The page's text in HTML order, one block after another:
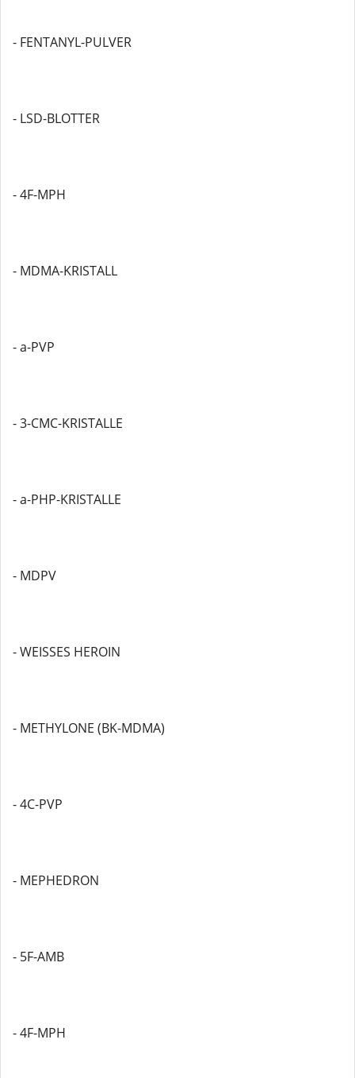
- FENTANYL-PULVER
- LSD-BLOTTER
- 4F-MPH
- MDMA-KRISTALL
- a-PVP
- 3-CMC-KRISTALLE
- a-PHP-KRISTALLE
- MDPV
- WEISSES HEROIN
- METHYLONE (BK-MDMA)
- 4C-PVP
- MEPHEDRON
- 5F-AMB
- 4F-MPH